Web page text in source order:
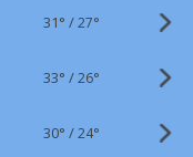
31° /27°
33° /26°
30° /24°